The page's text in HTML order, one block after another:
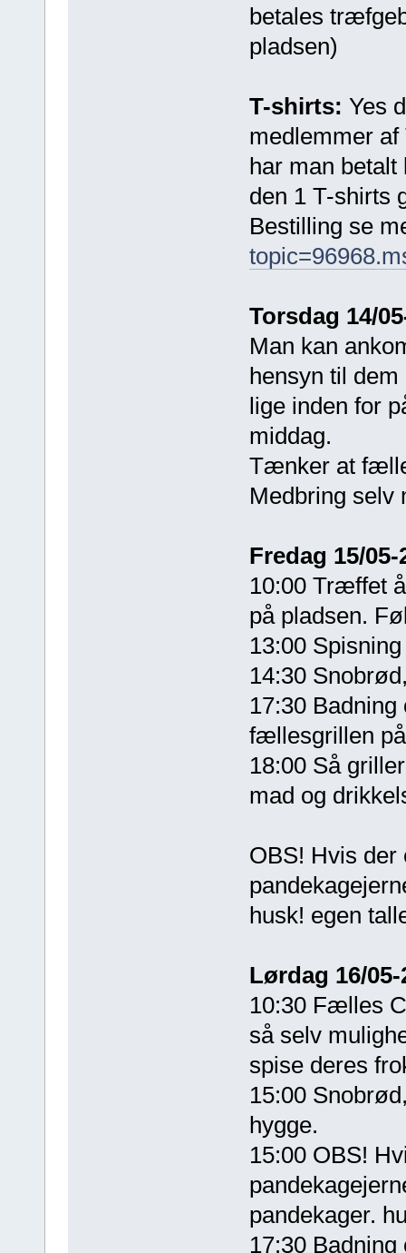
betales
pladsen)
T-shirts: Yes
medlemmer
har man
den 1 T-shirts
Bestilling se
Torsdag 14/
Man kan
hensyn til
lige inden for
middag.
Tænker at
Medbring selv
Fredag 15/05-
10:00 Træffet
på pladsen.
13:00
14:30
17:30
fællesgrillen
18:00 Så
mad og
OBS! Hvis der
husk! egen
Lørdag 16/05-
10:30 Fælles
så selv
spise deres
15:00
hygge.
15:00 OBS!
pandekager.
17:30